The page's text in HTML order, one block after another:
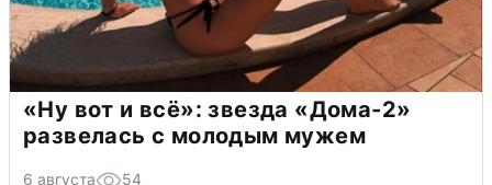
«Ну вот и всё»: звезда «Дома-2»
развелась с молодым мужем
6 августа 54